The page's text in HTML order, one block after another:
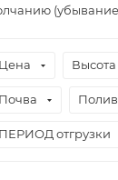
Цена Высота
Почва Полив
ПЕРИОД отгрузки